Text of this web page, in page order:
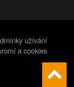
užívání
a cookies